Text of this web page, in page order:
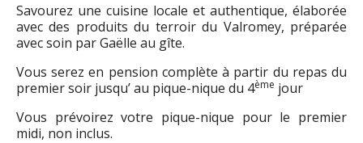
Savourez une cuisine locale et authentique, élaborée
avec des produits du terroir du Valromey, préparée
avec soin par Gaëlle au gîte.
Vous serez en pension complète à partir du repas du
premier soir jusqu’ au pique-nique du 4ème jour
Vous prévoirez votre pique-nique pour le premier
midi, non inclus.